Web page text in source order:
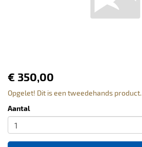
€ 350,00
Opgelet! Dit is een tweedehands product.
Aantal